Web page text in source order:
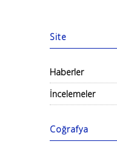
Site
Haberler
İncelemeler
Coğrafya